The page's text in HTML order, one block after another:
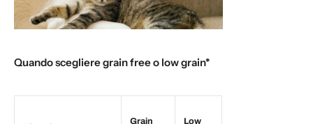
Quando scegliere grain free o low grain*
Grain
Low